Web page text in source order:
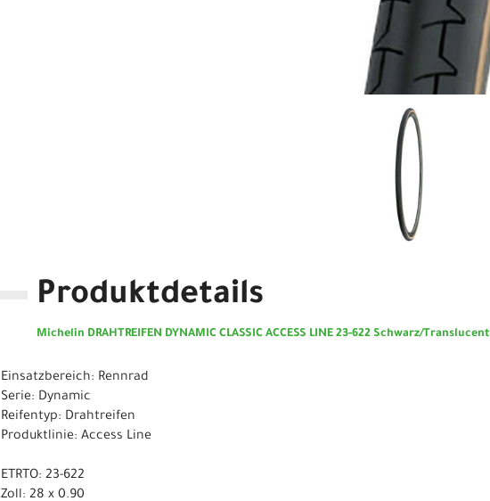
Produktdetails
Michelin DRAHTREIFEN DYNAMIC CLASSIC ACCESS LINE 23-622 Schwarz/Translucent
Einsatzbereich: Rennrad
Serie: Dynamic
Reifentyp: Drahtreifen
Produktlinie: Access Line
ETRTO: 23-622
Zoll: 28 x 0.90